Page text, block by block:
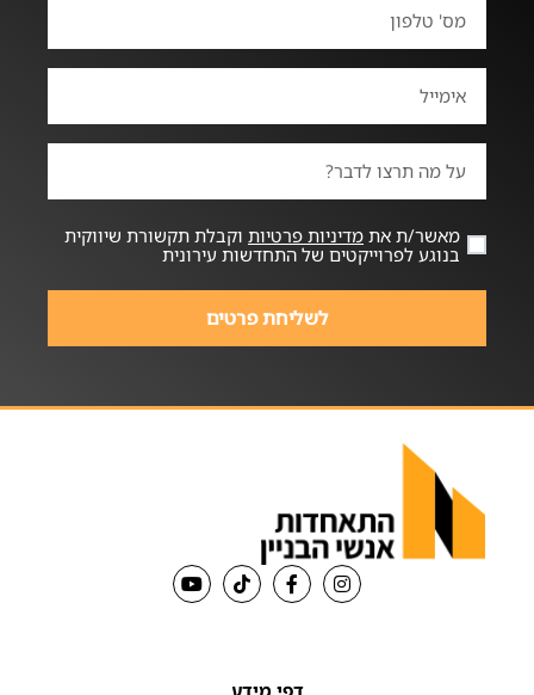
מאשר/ת את מדיניות פרטיות וקבלת תקשורת שיווקית
בנוגע לפרוייקטים של התחדשות עירונית
לשליחת פרטים